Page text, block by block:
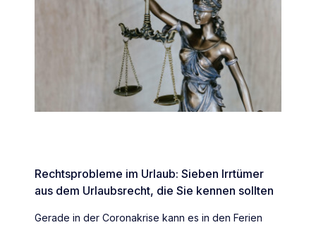
Rechtsprobleme im Urlaub: Sieben Irrtümer
aus dem Urlaubsrecht, die Sie kennen sollten
Gerade in der Coronakrise kann es in den Ferien